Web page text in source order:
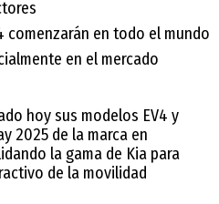
comenzarán en todo el mundo
en el mercado
hoy sus modelos EV4 y
2025 de la marca en
la gama de Kia para
de la movilidad